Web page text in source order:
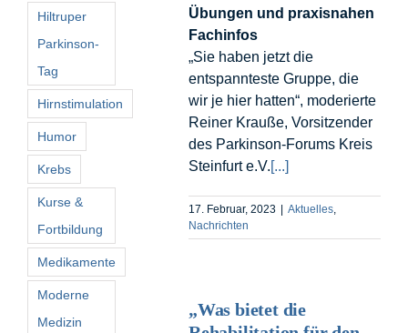
Übungen und praxisnahen
Fachinfos
„Sie haben jetzt die
entspannteste Gruppe, die
wir je hier hatten“, moderierte
Reiner Krauße, Vorsitzender
des Parkinson-Forums Kreis
Steinfurt e.V.[...]
17. Februar, 2023 | Aktuelles
Nachrichten
„Was bietet die
Hiltruper
Parkinson-
Tag
Hirnstimulation
Humor
Krebs
Kurse &
Fortbildung
Medikamente
Moderne
Medizin